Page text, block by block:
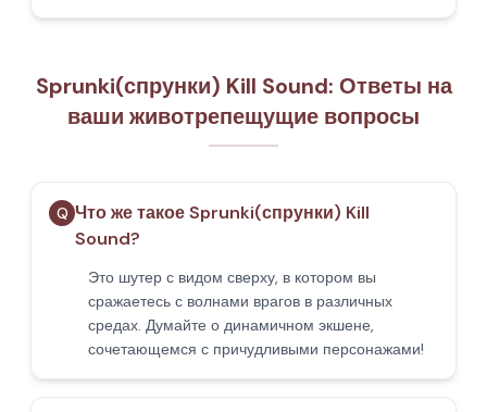
Sprunki(спрунки) Kill Sound: Ответы на
ваши животрепещущие вопросы
Q Что же такое Sprunki(спрунки) Kill
Sound?
Это шутер с видом сверху, в котором вы
сражаетесь с волнами врагов в различных
средах. Думайте о динамичном экшене,
сочетающемся с причудливыми персонажами!